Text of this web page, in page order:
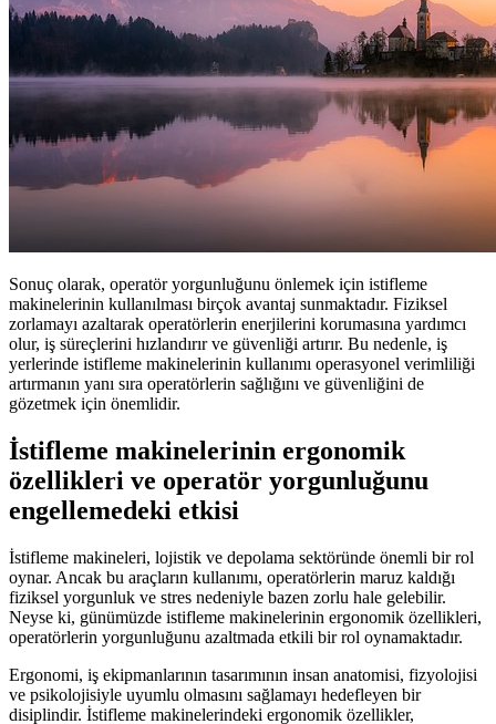
Sonuç olarak, operatör yorgunluğunu önlemek için istifleme
makinelerinin kullanılması birçok avantaj sunmaktadır. Fiziksel
zorlamayı azaltarak operatörlerin enerjilerini korumasına yardımcı
olur, iş süreçlerini hızlandırır ve güvenliği artırır. Bu nedenle, iş
yerlerinde istifleme makinelerinin kullanımı operasyonel verimliliği
artırmanın yanı sıra operatörlerin sağlığını ve güvenliğini de
gözetmek için önemlidir.
İstifleme makinelerinin ergonomik
özellikleri ve operatör yorgunluğunu
engellemedeki etkisi
İstifleme makineleri, lojistik ve depolama sektöründe önemli bir rol
oynar. Ancak bu araçların kullanımı, operatörlerin maruz kaldığı
fiziksel yorgunluk ve stres nedeniyle bazen zorlu hale gelebilir.
Neyse ki, günümüzde istifleme makinelerinin ergonomik özellikleri,
operatörlerin yorgunluğunu azaltmada etkili bir rol oynamaktadır.
Ergonomi, iş ekipmanlarının tasarımının insan anatomisi, fizyolojisi
ve psikolojisiyle uyumlu olmasını sağlamayı hedefleyen bir
disiplindir. İstifleme makinelerindeki ergonomik özellikler,